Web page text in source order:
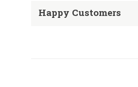
Happy Customers